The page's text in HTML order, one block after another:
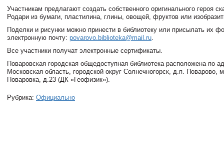
Участникам предлагают создать собственного оригинального героя
Родари из бумаги, пластилина, глины, овощей, фруктов или
Поделки и рисунки можно принести в библиотеку или присылать их
электронную почту: povarovo.biblioteka@mail.ru.
Все участники получат электронные сертификаты.
Поваровская городская общедоступная библиотека расположена по
Московская область, городской округ Солнечногорск, д.п. Поварово,
Поваровка, д.23 (ДК «Геофизик»).
Рубрика: Официально